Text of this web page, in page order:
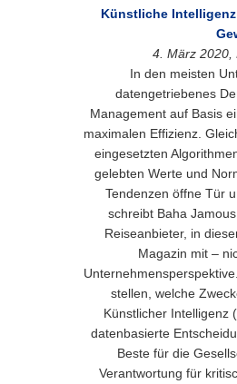
Künstliche
4. März 2020,
In den meisten
datengetriebenes
Management auf Basis
maximalen Effizienz.
eingesetzten
gelebten Werte und
Tendenzen öffne Tür
schreibt Baha
Reiseanbieter, in
Magazin mit –
stellen, welche
Künstlicher Intelligenz
datenbasierte
Beste für die
Verantwortung für